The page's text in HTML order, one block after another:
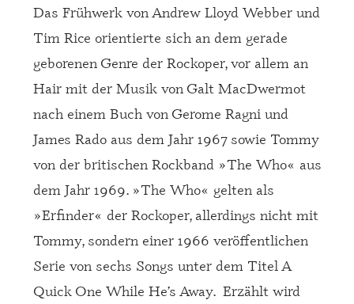
Das Frühwerk von Andrew Lloyd Webber und
Tim Rice orientierte sich an dem gerade
geborenen Genre der Rockoper, vor allem an
Hair mit der Musik von Galt MacDwermot
nach einem Buch von Gerome Ragni und
James Rado aus dem Jahr 1967 sowie Tommy
von der britischen Rockband »The Who« aus
dem Jahr 1969. »The Who« gelten als
»Erfinder« der Rockoper, allerdings nicht mit
Tommy, sondern einer 1966 veröffentlichen
Serie von sechs Songs unter dem Titel A
Quick One While He’s Away. Erzählt wird